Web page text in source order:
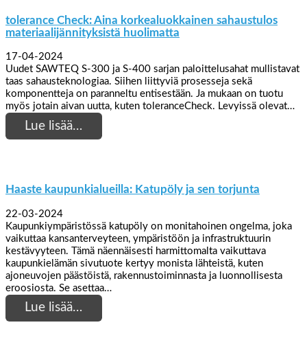
tolerance Check: Aina korkealuokkainen sahaustulos
materiaalijännityksistä huolimatta
17-04-2024
Uudet SAWTEQ S-300 ja S-400 sarjan paloittelusahat mullistavat
taas sahausteknologiaa. Siihen liittyviä prosesseja sekä
komponentteja on paranneltu entisestään. Ja mukaan on tuotu
myös jotain aivan uutta, kuten toleranceCheck. Levyissä olevat…
Lue lisää…
Haaste kaupunkialueilla: Katupöly ja sen torjunta
22-03-2024
Kaupunkiympäristössä katupöly on monitahoinen ongelma, joka
vaikuttaa kansanterveyteen, ympäristöön ja infrastruktuurin
kestävyyteen. Tämä näennäisesti harmittomalta vaikuttava
kaupunkielämän sivutuote kertyy monista lähteistä, kuten
ajoneuvojen päästöistä, rakennustoiminnasta ja luonnollisesta
eroosiosta. Se asettaa…
Lue lisää…